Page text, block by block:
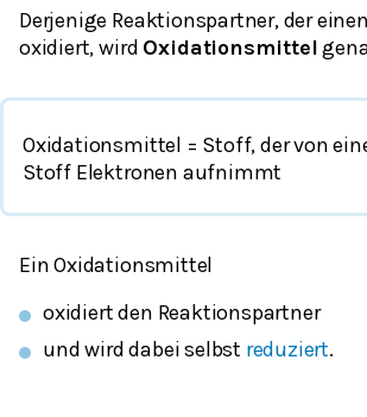
Derjenige Reaktionspartner, der
oxidiert, wird Oxidationsmittel
Oxidationsmittel = Stoff, der von
Stoff Elektronen aufnimmt
Ein Oxidationsmittel
oxidiert den Reaktionspartner
und wird dabei selbst reduziert.